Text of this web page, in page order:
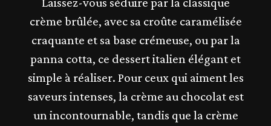
crème brûlée, avec sa croûte caramélisée
craquante et sa base crémeuse, ou par la
panna cotta, ce dessert italien élégant et
simple à réaliser. Pour ceux qui aiment les
saveurs intenses, la crème au chocolat est
un incontournable, tandis que la crème